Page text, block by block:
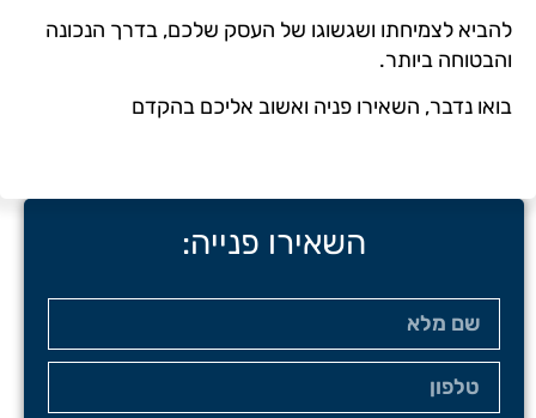
השאירו פנייה:
להביא לצמיחתו ושגשוגו של העסק שלכם, בדרך הנכונה
והבטוחה ביותר.
בואו נדבר, השאירו פניה ואשוב אליכם בהקדם